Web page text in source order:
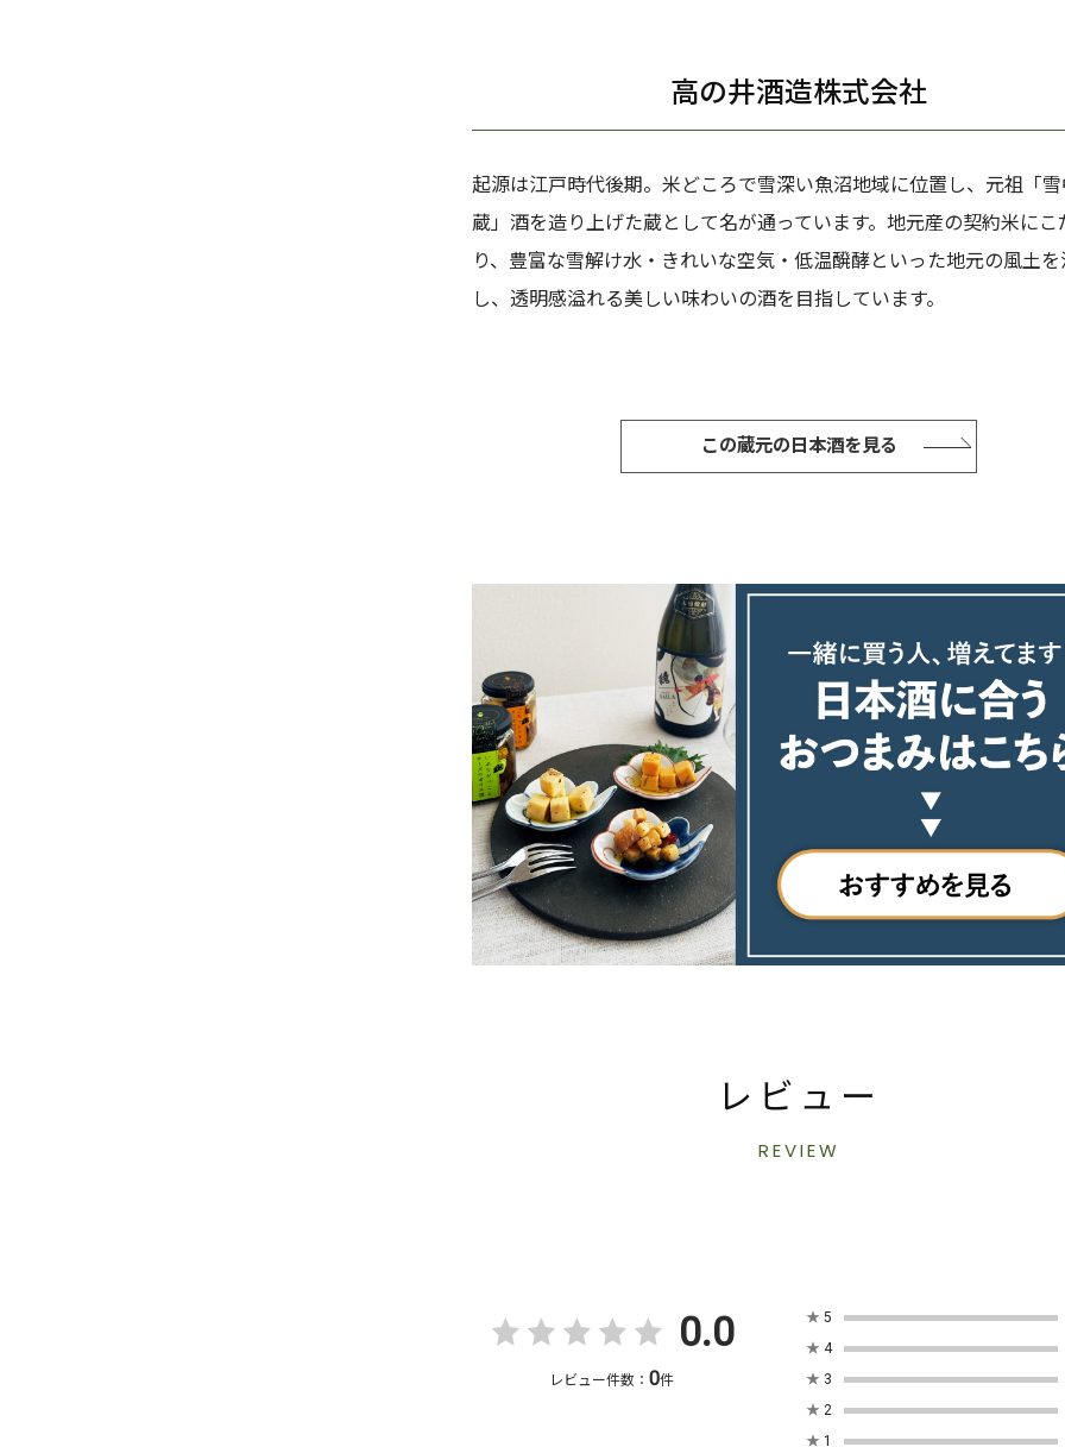
高の井酒造株式会社
起源は江戸時代後期。米どころで雪深い魚沼地域に位置し、元祖「
蔵」酒を造り上げた蔵として名が通っています。地元産の契約米にこ
り、豊富な雪解け水・きれいな空気・低温醗酵といった地元の風土
し、透明感溢れる美しい味わいの酒を目指しています。
この蔵元の日本酒を見る
レビュー
REVIEW
0.0
レビュー件数： 0件
★ 5
★ 4
★ 3
★ 2
★ 1